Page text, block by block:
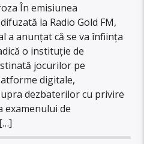
În emisiunea
la Radio Gold FM,
a anunțat că se va înființa
o instituție de
jocurilor pe
digitale,
dezbaterilor cu privire
examenului de